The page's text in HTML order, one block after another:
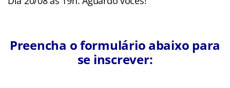
Preencha o formulário abaixo para
se inscrever: